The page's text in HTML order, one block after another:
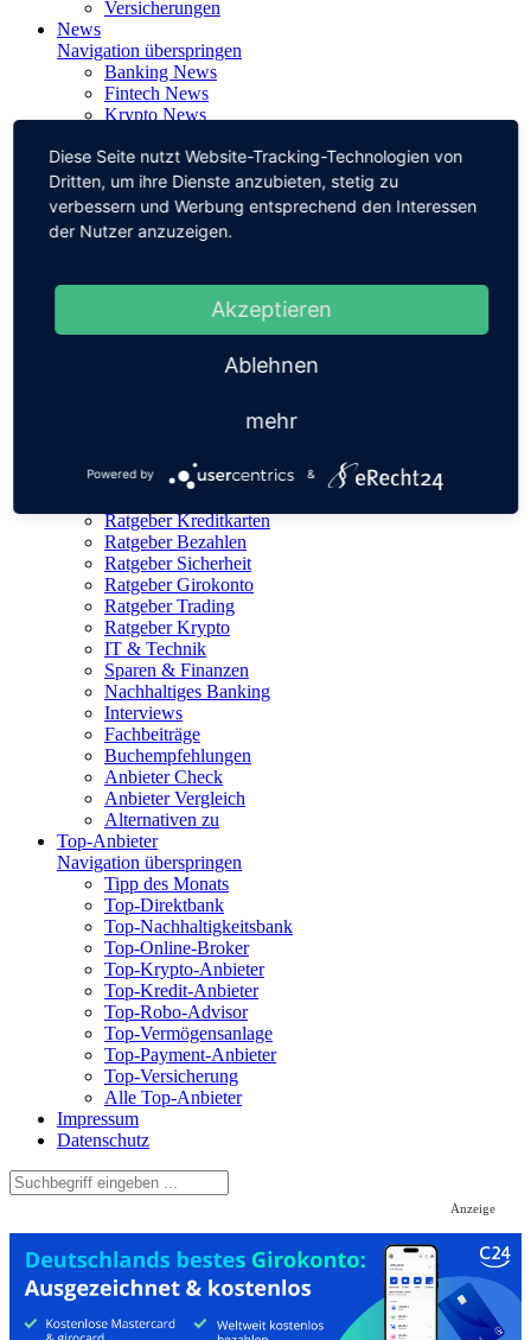
Versicherungen
News
Navigation überspringen
Banking News
Fintech News
Krypto News
Trading News
Insurtech News
Kreditkarten News
Geldanlage News
Nachhaltiges Banking
Trends & Innovationen
Verbraucher & Service
Tests & Testsieger
Ratgeber Kredit
Ratgeber Kreditkarten
Ratgeber Bezahlen
Ratgeber Sicherheit
Ratgeber Girokonto
Ratgeber Trading
Ratgeber Krypto
IT & Technik
Sparen & Finanzen
Nachhaltiges Banking
Interviews
Fachbeiträge
Buchempfehlungen
Anbieter Check
Anbieter Vergleich
Alternativen zu
Top-Anbieter
Navigation überspringen
Tipp des Monats
Top-Direktbank
Top-Nachhaltigkeitsbank
Top-Online-Broker
Top-Krypto-Anbieter
Top-Kredit-Anbieter
Top-Robo-Advisor
Top-Vermögensanlage
Top-Payment-Anbieter
Top-Versicherung
Alle Top-Anbieter
Impressum
Datenschutz
Anzeige
Diese Seite nutzt Website-Tracking-Technologien von
Dritten, um ihre Dienste anzubieten, stetig zu
verbessern und Werbung entsprechend den Interessen
der Nutzer anzuzeigen.
Akzeptieren
Ablehnen
mehr
Powered by &